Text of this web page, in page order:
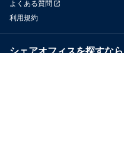
よくある質問
利用規約
シェアオフィスを探すなら